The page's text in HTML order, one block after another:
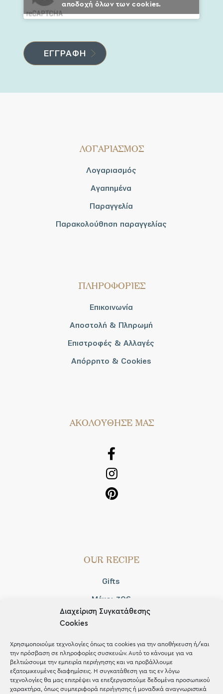
Διαχείριση Συγκατάθεσης
Cookies
Χρησιμοποιούμε τεχνολογίες όπως τα cookies για την αποθήκευση ή/και
την πρόσβαση σε πληροφορίες συσκευών. Αυτό το κάνουμε για να
βελτιώσουμε την εμπειρία περιήγησης και να προβάλλουμε
εξατομικευμένες διαφημίσεις. Η συγκατάθεση για τις εν λόγω
τεχνολογίες θα μας επιτρέψει να επεξεργαστούμε δεδομένα προσωπικού
χαρακτήρα, όπως συμπεριφορά περιήγησης ή μοναδικά αναγνωριστικά
αποδοχή όλων των cookies.
ΛΟΓΑΡΙΑΣΜΟΣ
Λογαριασμός
Αγαπημένα
Παραγγελία
Παρακολούθηση παραγγελίας
ΠΛΗΡΟΦΟΡΙΕΣ
Επικοινωνία
Αποστολή & Πληρωμή
Επιστροφές & Αλλαγές
Απόρρητο & Cookies
AΚΟΛΟΥΘΗΣΕ ΜΑΣ
OUR RECIPE
Gifts
Μέχρι 30€
Blog